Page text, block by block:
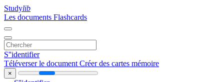
Studylib
Les documents Flashcards
S''identifier
Téléverser le document Créer des cartes mémoire
×